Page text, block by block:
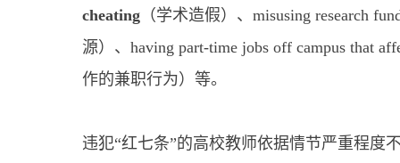
cheating （学术造假）、misusing research
源）、having part-time jobs off campus that
作的兼职行为）等。
违犯“红七条”的高校教师依据情节严重程度